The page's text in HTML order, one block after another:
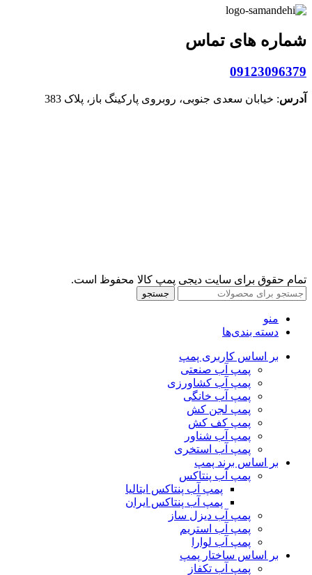
شماره های تماس
09123096379
آدرس: خیابان سعدی جنوبی، روبروی پارکینگ باز، پلاک 383
تمام حقوق برای سایت دیجی پمپ کالا محفوظ است.
جستجو
منو
دسته بندی‌ها
بر اساس کاربری پمپ
پمپ آب صنعتی
پمپ آب کشاورزی
پمپ آب خانگی
پمپ لجن کش
پمپ کف کش
پمپ آب شناور
پمپ آب استخری
بر اساس برند پمپ
پمپ آب پنتاکس
پمپ آب پنتاکس ایتالیا
پمپ آب پنتاکس ایران
پمپ آب دیزل ساز
پمپ آب استریم
پمپ آب لوارا
بر اساس ساختار پمپ
پمپ آب تکفاز